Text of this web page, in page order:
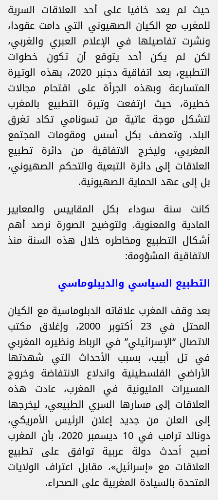
حيث لم يعد خافيا على أحد العلاقات السرية
للمغرب مع الكيان الصهيوني التي دامت عقودا،
ونشرت تفاصيلها في الإعلام العبري والغربي،
لكن لم يكن أحد يتوقع أن تكون خطوات
التطبيع، بعد اتفاقية دجنبر 2020، بهذه الوتيرة
المتسارعة وبهذه الجرأة على اقتحام مجالات
خطيرة، حيث ارتفعت وتيرة التطبيع بالمغرب
لتشكل موجة عاتية من تسونامي تكاد تغرق
البلد، وتعصف بكل أسس ومقومات المجتمع
المغربي، وليخرج الاتفاقية من دائرة تطبيع
العلاقات إلى دائرة التبعية والتحكم الصهيوني،
بل إلى عهد الحماية الصهيونية.
كانت سنة سوداء بكل المقاييس والمعايير
المادية والمعنوية. ولتوضيح الصورة نرصد أهم
أشكال التطبيع ومخاطره خلال هذه السنة منذ
الاتفاقية المشؤومة:
التطبيع السياسي والديبلوماسي
بعد وقف المغرب علاقاته الدبلوماسية مع الكيان
المحتل في 23 أكتوبر 2000، وإغلاق مكتب
الاتصال “الإسرائيلي” في الرباط ونظيره المغربي
في تل أبيب، بسبب الأحداث التي شهدتها
الأراضي الفلسطينية واندلاع الانتفاضة وخروج
المسيرات المليونية في المغرب، عادت هذه
العلاقات إلى مسارها السري الطبيعي، ليخرجها
إلى العلن من جديد إعلان الرئيس الأمريكي،
دونالد ترامب في 10 ديسمبر 2020، بأن المغرب
أصبح أحدث دولة عربية توافق على تطبيع
العلاقات مع «إسرائيل»، مقابل اعتراف الولايات
المتحدة بالسيادة المغربية على الصحراء.